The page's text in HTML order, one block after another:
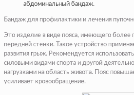
абдоминальный бандаж.
Бандаж для профилактики и лечения
Это изделие в виде пояса, имеющего более
передней стенки. Такое устройство
развития грыж. Рекомендуется
силовыми видами спорта и другой
нагрузками на область живота. Пояс
усиливает кровообращение.